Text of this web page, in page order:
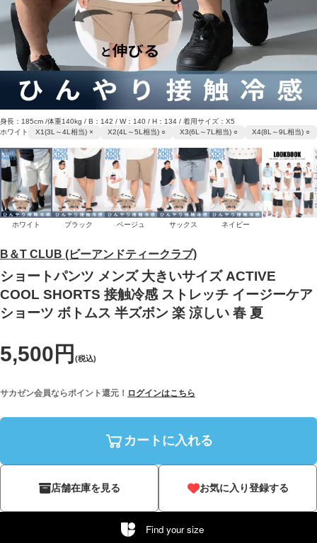
B＆T CLUB (ビーアンドティークラブ)
ショートパンツ メンズ 大きいサイズ ACTIVE
COOL SHORTS 接触冷感 ストレッチ イージーケア
ショーツ ボトムス 半ズボン 楽 涼しい 春 夏
5,500円 (税込)
サカゼン会員ならポイント還元！ ログインはこちら
カートに入れる
店舗在庫を見る お気に入り登録する
Find your size
身長：185cm /体重140kg / B：142 / W：140 / H：134 / 着用サイズ：X5
ホワイト
X1(3L～4L相当) × X2(4L～5L相当) ○ X3(6L～7L相当) ○ X4(8L～9L相当) ○
ホワイト ブラック ベージュ サックス ネイビー